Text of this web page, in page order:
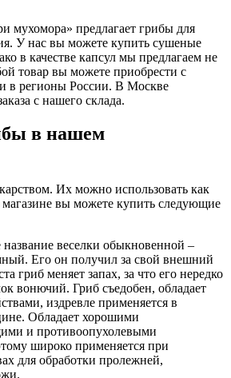
мухомора» предлагает грибы для
У нас вы можете купить сушеные
в качестве капсул мы предлагаем не
товар вы можете приобрести с
в регионы России. В Москве
с нашего склада.
в нашем
Их можно использовать как
вы можете купить следующие
название веселки обыкновенной –
Его он получил за свой внешний
гриб меняет запах, за что его нередко
вонючий. Гриб съедобен, обладает
издревле применяется в
Обладает хорошими
и противоопухолевыми
широко применяется при
для обработки пролежней,